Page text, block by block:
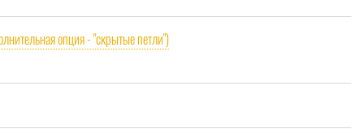
опция - "скрытые петли")